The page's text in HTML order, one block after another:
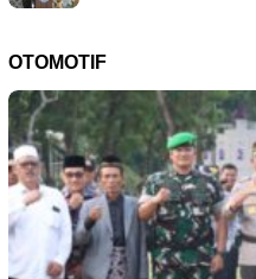
OTOMOTIF